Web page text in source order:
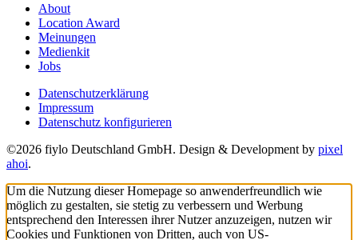
About
Location Award
Meinungen
Medienkit
Jobs
Datenschutzerklärung
Impressum
Datenschutz konfigurieren
©2026 fiylo Deutschland GmbH. Design & Development by pixel
ahoi.
Um die Nutzung dieser Homepage so anwenderfreundlich wie
möglich zu gestalten, sie stetig zu verbessern und Werbung
entsprechend den Interessen ihrer Nutzer anzuzeigen, nutzen wir
Cookies und Funktionen von Dritten, auch von US-